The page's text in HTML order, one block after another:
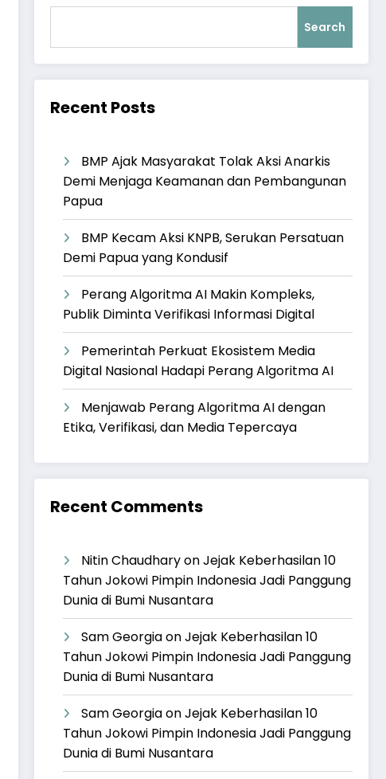
Search
Recent Posts
BMP Ajak Masyarakat Tolak Aksi Anarkis
Demi Menjaga Keamanan dan Pembangunan
Papua
BMP Kecam Aksi KNPB, Serukan Persatuan
Demi Papua yang Kondusif
Perang Algoritma AI Makin Kompleks,
Publik Diminta Verifikasi Informasi Digital
Pemerintah Perkuat Ekosistem Media
Digital Nasional Hadapi Perang Algoritma AI
Menjawab Perang Algoritma AI dengan
Etika, Verifikasi, dan Media Tepercaya
Recent Comments
Nitin ChaudharyonJejak Keberhasilan 10
Tahun Jokowi Pimpin Indonesia Jadi Panggung
Dunia di Bumi Nusantara
Sam GeorgiaonJejak Keberhasilan 10
Tahun Jokowi Pimpin Indonesia Jadi Panggung
Dunia di Bumi Nusantara
Sam GeorgiaonJejak Keberhasilan 10
Tahun Jokowi Pimpin Indonesia Jadi Panggung
Dunia di Bumi Nusantara